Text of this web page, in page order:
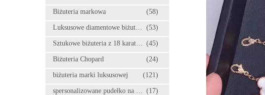
Biżuteria markowa (58)
Luksusowe diamentowe biżuteria (53)
Sztukowe biżuteria z 18 karatów złota (45)
Biżuteria Chopard (24)
biżuteria marki luksusowej (121)
spersonalizowane pudełko na biżuterię (17)